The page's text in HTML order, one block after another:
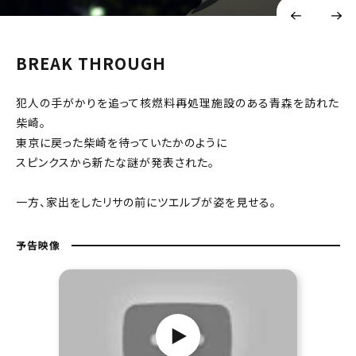
BREAK THROUGH
犯人の手がかりを追って核燃料再処理施設のある青森を訪れた
柴崎。
東京に戻った柴崎を待っていたかのように
スピンクスから新たな謎が発表された。
一方、家出をしたリサの前にツエルブが姿を見せる。
予告映像